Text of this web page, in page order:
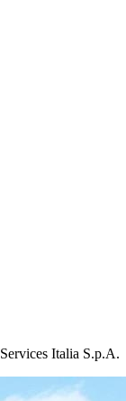
Italia S.p.A.